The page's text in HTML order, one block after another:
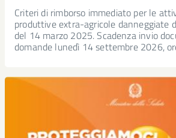
Criteri di rimborso immediato per le
produttive extra-agricole danneggiate
del 14 marzo 2025. Scadenza invio
domande lunedì 14 settembre 2026,